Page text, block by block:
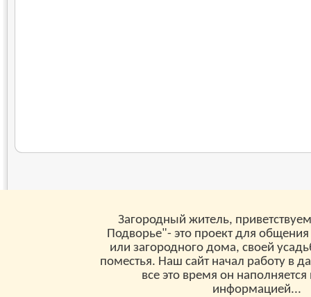
Загородный житель,
Подворье"- это проект для
или загородного дома, своей
поместья. Наш сайт начал работу в
все это время он
информацией...